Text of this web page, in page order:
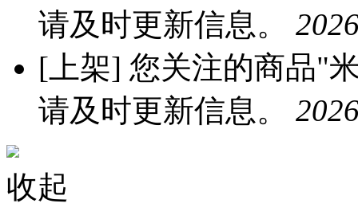
请及时更新信息。
[上架] 您关注的商品"
请及时更新信息。
收起